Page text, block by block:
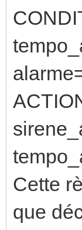
Cette
que